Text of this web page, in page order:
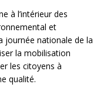
à l’intérieur des
et
journée nationale de la
la mobilisation
les citoyens à
qualité.